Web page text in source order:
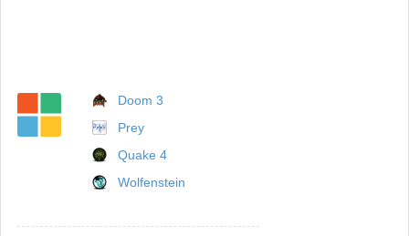
Doom 3
Prey
Quake 4
Wolfenstein